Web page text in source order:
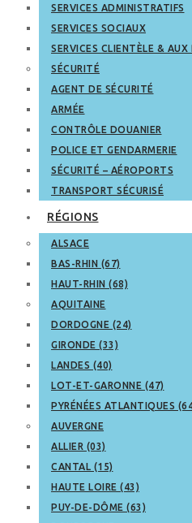
SERVICES ADMINISTRATIFS
SERVICES SOCIAUX
SERVICES CLIENTÈLE & AUX
SÉCURITÉ
AGENT DE SÉCURITÉ
ARMÉE
CONTRÔLE DOUANIER
POLICE ET GENDARMERIE
SÉCURITÉ – AÉROPORTS
TRANSPORT SÉCURISÉ
RÉGIONS
ALSACE
BAS-RHIN (67)
HAUT-RHIN (68)
AQUITAINE
DORDOGNE (24)
GIRONDE (33)
LANDES (40)
LOT-ET-GARONNE (47)
PYRÉNÉES ATLANTIQUES
AUVERGNE
ALLIER (03)
CANTAL (15)
HAUTE LOIRE (43)
PUY-DE-DÔME (63)